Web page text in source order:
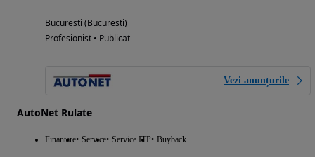
Bucuresti (Bucuresti)
Profesionist • Publicat
Vezi anunțurile
AutoNet Rulate
Finantare Service Service ITP Buyback